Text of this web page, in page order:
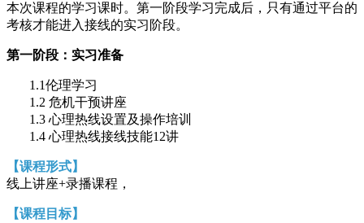
本次课程的学习课时。第一阶段学习完成后，只有通过平台的
考核才能进入接线的实习阶段。
第一阶段：实习准备
1.1伦理学习
1.2 危机干预讲座
1.3 心理热线设置及操作培训
1.4 心理热线接线技能12讲
【课程形式】
线上讲座+录播课程，
【课程目标】